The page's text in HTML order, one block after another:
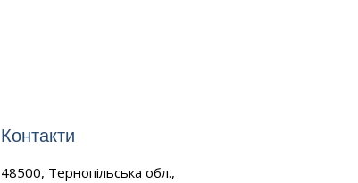
Контакти
48500, Тернопільська обл.,